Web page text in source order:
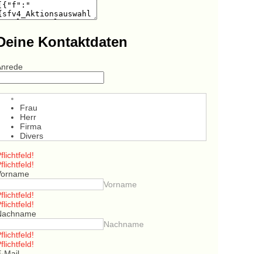
Kontaktdaten
Frau
Herr
Firma
Divers
Vorname
Nachname